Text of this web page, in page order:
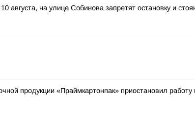
на улице Собинова запретят остановку и
продукции «Праймкартонпак» приостановил